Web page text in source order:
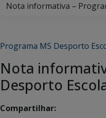
Nota informativa –
Programa MS Desporto
Nota
Desporto
Compartilhar: